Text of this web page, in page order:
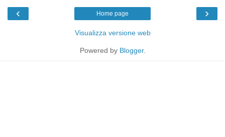
‹ ›
Home page
Visualizza versione web
Powered by Blogger.